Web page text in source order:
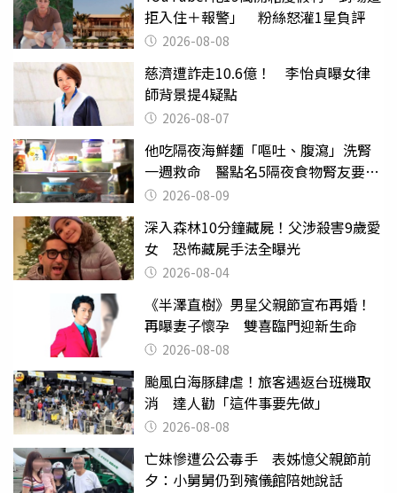
拒入住＋報警」 粉絲怒灌1星負評
2026-08-08
慈濟遭詐走10.6億！ 李怡貞曝女律
師背景提4疑點
2026-08-07
他吃隔夜海鮮麵「嘔吐、腹瀉」洗腎
一週救命 醫點名5隔夜食物腎友要注
意 2026-08-09
深入森林10分鐘藏屍！父涉殺害9歲愛
女 恐怖藏屍手法全曝光
2026-08-04
《半澤直樹》男星父親節宣布再婚！
再曝妻子懷孕 雙喜臨門迎新生命
2026-08-08
颱風白海豚肆虐！旅客遇返台班機取
消 達人勸「這件事要先做」
2026-08-08
亡妹慘遭公公毒手 表姊憶父親節前
夕：小舅舅仍到殯儀館陪她說話